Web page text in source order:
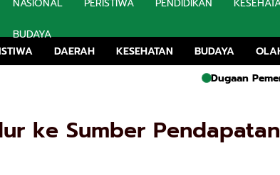
BUDAYA
DAERAH KESEHATAN BUDAYA
Dugaan Pemerasan Dana
ke Sumber